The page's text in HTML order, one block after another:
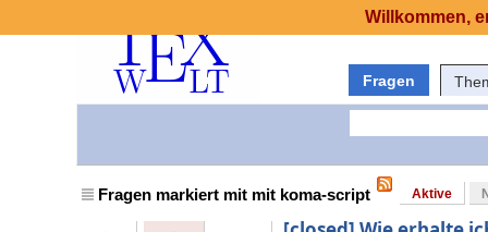
Fragen
Fragen markiert mit mit koma-script Aktive
Willkommen,